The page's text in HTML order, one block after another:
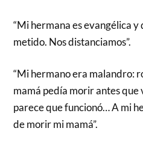
“Mi hermana es evangélica
metido. Nos distanciamos”.
“Mi hermano era malandro:
mamá pedía morir antes que
parece que funcionó… A mi
de morir mi mamá”.